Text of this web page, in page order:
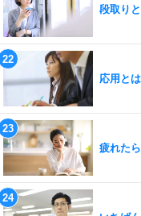
段取り
応用と
疲れた